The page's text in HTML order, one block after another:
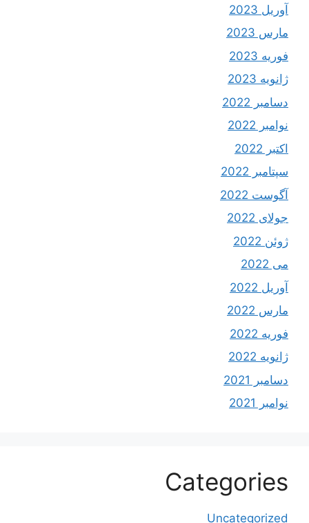
آوریل 2023
مارس 2023
فوریه 2023
ژانویه 2023
دسامبر 2022
نوامبر 2022
اکتبر 2022
سپتامبر 2022
آگوست 2022
جولای 2022
ژوئن 2022
می 2022
آوریل 2022
مارس 2022
فوریه 2022
ژانویه 2022
دسامبر 2021
نوامبر 2021
Categories
Uncategorized